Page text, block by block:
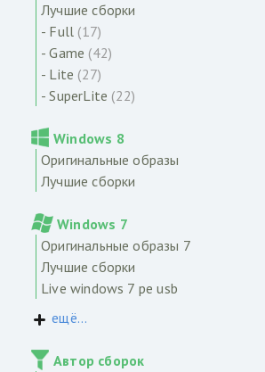
Лучшие сборки
- Full (17)
- Game (42)
- Lite (27)
- SuperLite (22)
Windows 8
Оригинальные образы
Лучшие сборки
Windows 7
Оригинальные образы 7
Лучшие сборки
Live windows 7 pe usb
ещё...
Автор сборок